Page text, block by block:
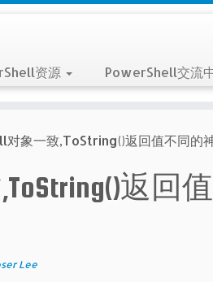
资源 PowerShell交流
象一致,ToString()返回值不同的
返回
Lee